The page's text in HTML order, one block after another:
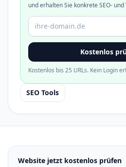
und erhalten Sie konkrete SEO-
Domain oder URL
Kostenlos
Kostenlos bis 25 URLs. Kein Login
SEO Tools
Website jetzt kostenlos prüfen